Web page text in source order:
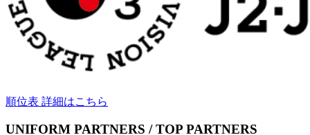
順位表 詳細はこちら
UNIFORM PARTNERS / TOP PARTNERS